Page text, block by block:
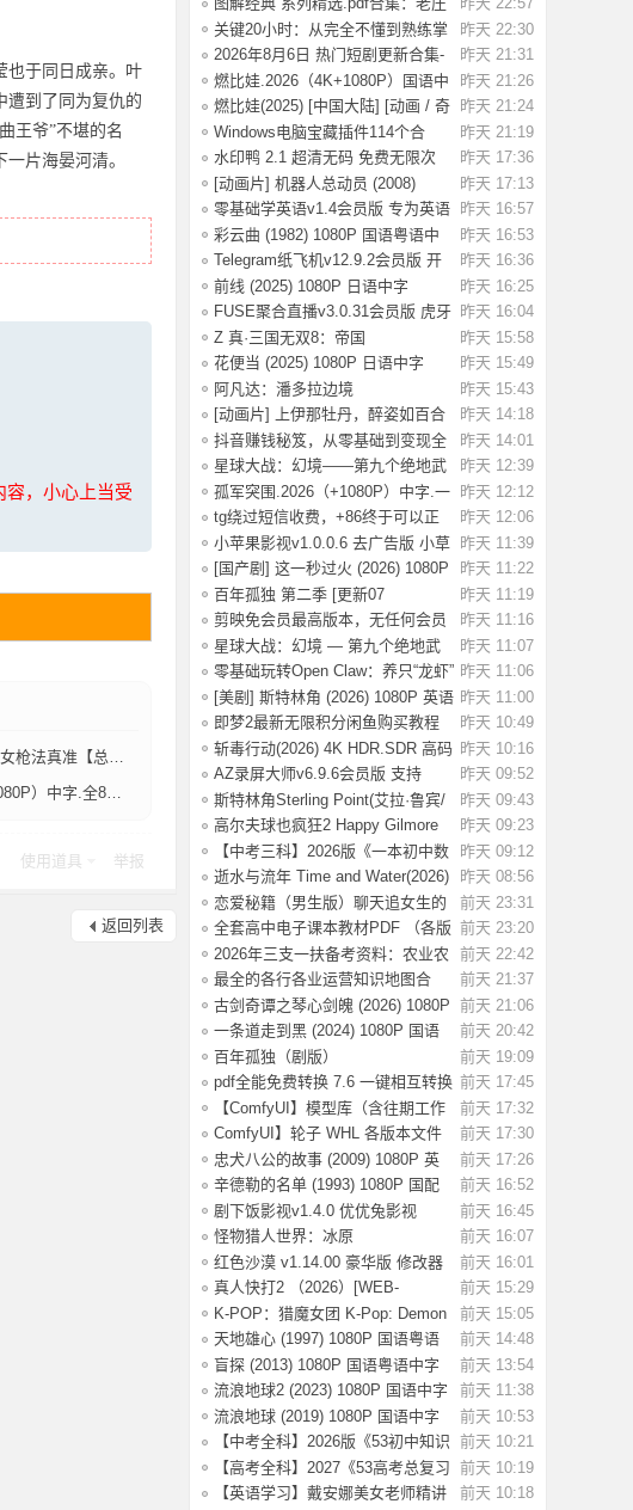
也于同日成亲。叶
遭到了同为复仇的
王爷”不堪的名
片海晏河清。
容，小心上当受
真准【总31g】
S01-S03【总36.9g】
使用道具 举报
返回列表
易经 风
昨天 22:30
关键20小时：从完全不懂到熟练掌
握一门新技
昨天 21:31
2026年8月6日 热门短剧更新合集-
海量热门
昨天 21:26
燃比娃.2026（4K+1080P）国语中
字.首部宣纸
昨天 21:24
燃比娃(2025) [中国大陆] [动画 / 奇
幻 /
昨天 21:19
Windows电脑宝藏插件114个合
集，按功能分类
昨天 17:36
水印鸭 2.1 超清无码 免费无限次
试了好多
昨天 17:13
[动画片] 机器人总动员 (2008)
1080P 国配
昨天 16:57
零基础学英语v1.4会员版 专为英语
初学者设
昨天 16:53
彩云曲 (1982) 1080P 国语粤语中
字 [2.49G]
昨天 16:36
Telegram纸飞机v12.9.2会员版 开
放注册了
昨天 16:25
前线 (2025) 1080P 日语中字
[1.74G]
昨天 16:04
FUSE聚合直播v3.0.31会员版 虎牙
斗鱼抖音快
昨天 15:58
Z 真·三国无双8：帝国
_Build.20984287 官
昨天 15:49
花便当 (2025) 1080P 日语中字
[1.83G]
昨天 15:43
阿凡达：潘多拉边境
Build.22429549（Avata
昨天 14:18
[动画片] 上伊那牡丹，醉姿如百合
(2026) 1
昨天 14:01
抖音赚钱秘笈，从零基础到变现全
解析[40.4G
昨天 12:39
星球大战：幻境——第九个绝地武
士.2026（4
昨天 12:12
孤军突围.2026（+1080P）中字.一
名军官冲出
昨天 12:06
tg绕过短信收费，+86终于可以正
常登录了
昨天 11:39
小苹果影视v1.0.0.6 去广告版 小草
影视v2.5
昨天 11:22
[国产剧] 这一秒过火 (2026) 1080P
国语中
昨天 11:19
百年孤独 第二季 [更新07
集]2026.HD1080P.X
昨天 11:16
剪映免会员最高版本，无任何会员
按钮，免会
昨天 11:07
星球大战：幻境 — 第九个绝地武
士 (2026)
昨天 11:06
零基础玩转Open Claw：养只“龙虾”
当助理
昨天 11:00
[美剧] 斯特林角 (2026) 1080P 英语
中字 (
昨天 10:49
即梦2最新无限积分闲鱼购买教程
昨天 10:16
斩毒行动(2026) 4K HDR.SDR 高码
率 【国语
昨天 09:52
AZ录屏大师v6.9.6会员版 支持
1080P/60fps
昨天 09:43
斯特林角Sterling Point(艾拉·鲁宾/
艾米丽
昨天 09:23
高尔夫球也疯狂2 Happy Gilmore
2(2025) WE
昨天 09:12
【中考三科】2026版《一本初中数
理化公式定
昨天 08:56
逝水与流年 Time and Water(2026)
【简繁英
前天 23:31
恋爱秘籍（男生版）聊天追女生的
话术技巧，
前天 23:20
全套高中电子课本教材PDF （各版
本齐全）【
前天 22:42
2026年三支一扶备考资料：农业农
村知识考前
前天 21:37
最全的各行各业运营知识地图合
集，运营人案
前天 21:06
古剑奇谭之琴心剑魄 (2026) 1080P
国语中字
前天 20:42
一条道走到黑 (2024) 1080P 国语
中字 [1.35
前天 19:09
百年孤独（剧版）
S02.2026（4K+1080P）中字
前天 17:45
pdf全能免费转换 7.6 一键相互转换
前天 17:32
【ComfyUI】模型库（含往期工作
流模型）
前天 17:30
ComfyUI】轮子 WHL 各版本文件
前天 17:26
忠犬八公的故事 (2009) 1080P 英
语中字 [2.
前天 16:52
辛德勒的名单 (1993) 1080P 国配
国语英语
前天 16:45
剧下饭影视v1.4.0 优优兔影视
v5.1.3
前天 16:07
怪物猎人世界：冰原
Build.15539686 全DLC
前天 16:01
红色沙漠 v1.14.00 豪华版 修改器
（Crimson
前天 15:29
真人快打2 （2026）[WEB-
MKV/124G][英语中
前天 15:05
K-POP：猎魔女团 K-Pop: Demon
Hunters(202
前天 14:48
天地雄心 (1997) 1080P 国语粤语
中字 [3.17
前天 13:54
盲探 (2013) 1080P 国语粤语中字
[3.64G]
前天 11:38
流浪地球2 (2023) 1080P 国语中字
[2.8G]
前天 10:53
流浪地球 (2019) 1080P 国语中字
[3.54G]
前天 10:21
【中考全科】2026版《53初中知识
清单》9科
前天 10:19
【高考全科】2027《53高考总复习
A版》9科全
前天 10:18
【英语学习】戴安娜美女老师精讲